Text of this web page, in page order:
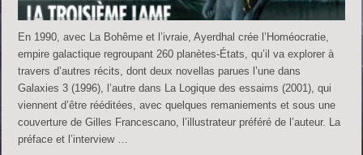
En 1990, avec La Bohême et l’ivraie, Ayerdhal crée l’Homéocratie,
empire galactique regroupant 260 planètes-États, qu’il va explorer à
travers d’autres récits, dont deux novellas parues l’une dans
Galaxies 3 (1996), l’autre dans La Logique des essaims (2001), qui
viennent d’être rééditées, avec quelques remaniements et sous une
couverture de Gilles Francescano, l’illustrateur préféré de l’auteur. La
préface et l’interview …